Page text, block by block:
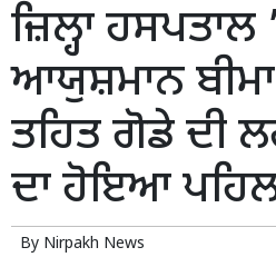
ਜ਼ਿਲ੍ਹਾ ਹਸਪਤਾਲ
ਆਯੁਸ਼ਮਾਨ
ਤਹਿਤ ਗੋਡੇ ਦੀ
ਦਾ ਹੋਇਆ
By Nirpakh News